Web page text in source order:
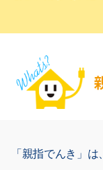
「親指でんき」